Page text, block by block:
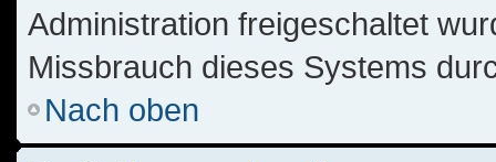
Administration freigeschaltet
Missbrauch dieses Systems
Nach oben